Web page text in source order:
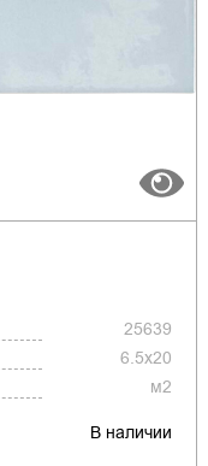
25639
6.5x20
м2
В наличии